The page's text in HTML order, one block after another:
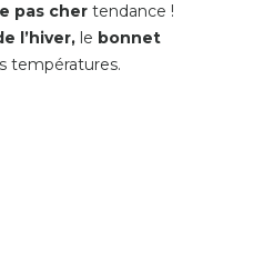
pas cher tendance !
l’hiver, le bonnet
températures.